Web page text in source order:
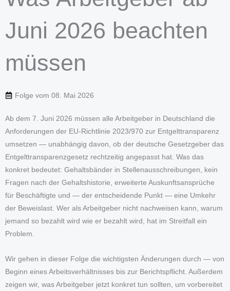
Juni 2026 beachten
müssen
Folge vom 08. Mai 2026
Ab dem 7. Juni 2026 müssen alle Arbeitgeber in Deutschland die
Anforderungen der EU-Richtlinie 2023/970 zur Entgelttransparenz
umsetzen — unabhängig davon, ob der deutsche Gesetzgeber das
Entgelttransparenzgesetz rechtzeitig angepasst hat. Was das
konkret bedeutet: Gehaltsbänder in Stellenausschreibungen, kein
Fragen nach der Gehaltshistorie, erweiterte Auskunftsansprüche
für Beschäftigte und — der entscheidende Punkt — eine Umkehr
der Beweislast. Wer als Arbeitgeber nicht nachweisen kann, warum
jemand so bezahlt wird wie er bezahlt wird, hat im Streitfall ein
Problem.
Wir gehen in dieser Folge die wichtigsten Änderungen durch — von
Beginn eines Arbeitsverhältnisses bis zur Berichtspflicht. Außerdem
zeigen wir, was Arbeitgeber jetzt konkret tun sollten, um vorbereitet